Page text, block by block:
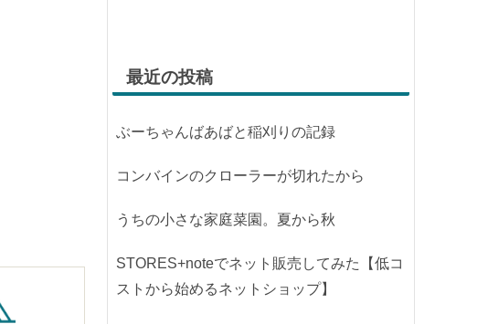
最近の投稿
ぶーちゃんばあばと稲刈りの記録
コンバインのクローラーが切れたから
うちの小さな家庭菜園。夏から秋
STORES+noteでネット販売してみた【低コ
ストから始めるネットショップ】